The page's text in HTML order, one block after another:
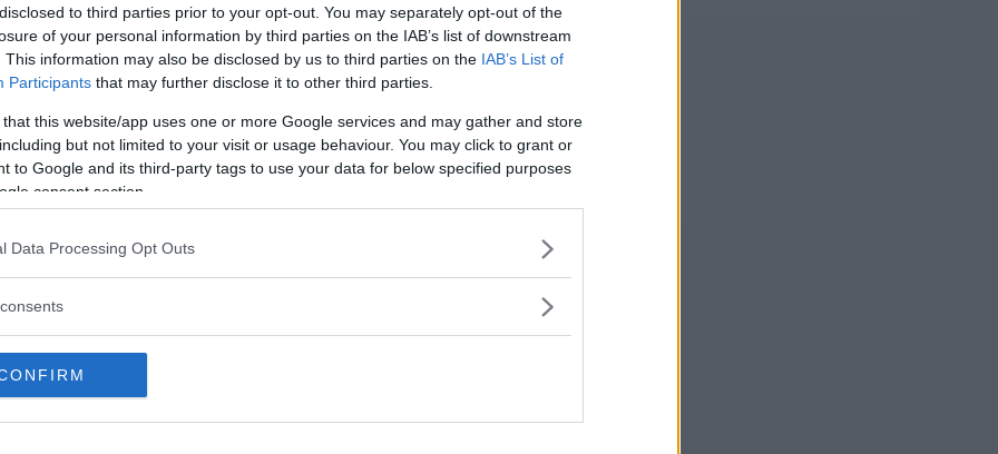
to third parties prior to your opt-out. You may separately opt-out of the
of your personal information by third parties on the IAB’s list of downstream
This information may also be disclosed by us to third parties on the IAB’s List of
Participants that may further disclose it to other third parties.
that this website/app uses one or more Google services and may gather and store
but not limited to your visit or usage behaviour. You may click to grant or
to Google and its third-party tags to use your data for below specified purposes
consent section.
Data Processing Opt Outs
2026-06-24 19:36
Få ny aktiveringslänk
Betapet är gratis!
Vill du bli
medlem?